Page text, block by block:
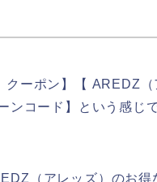
ーポン】【 AREDZ
ンコード】という感じ
（アレッズ）のお得